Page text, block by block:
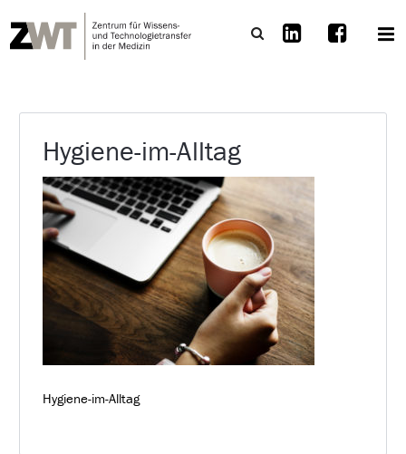
Hygiene-im-Alltag
Hygiene-im-Alltag